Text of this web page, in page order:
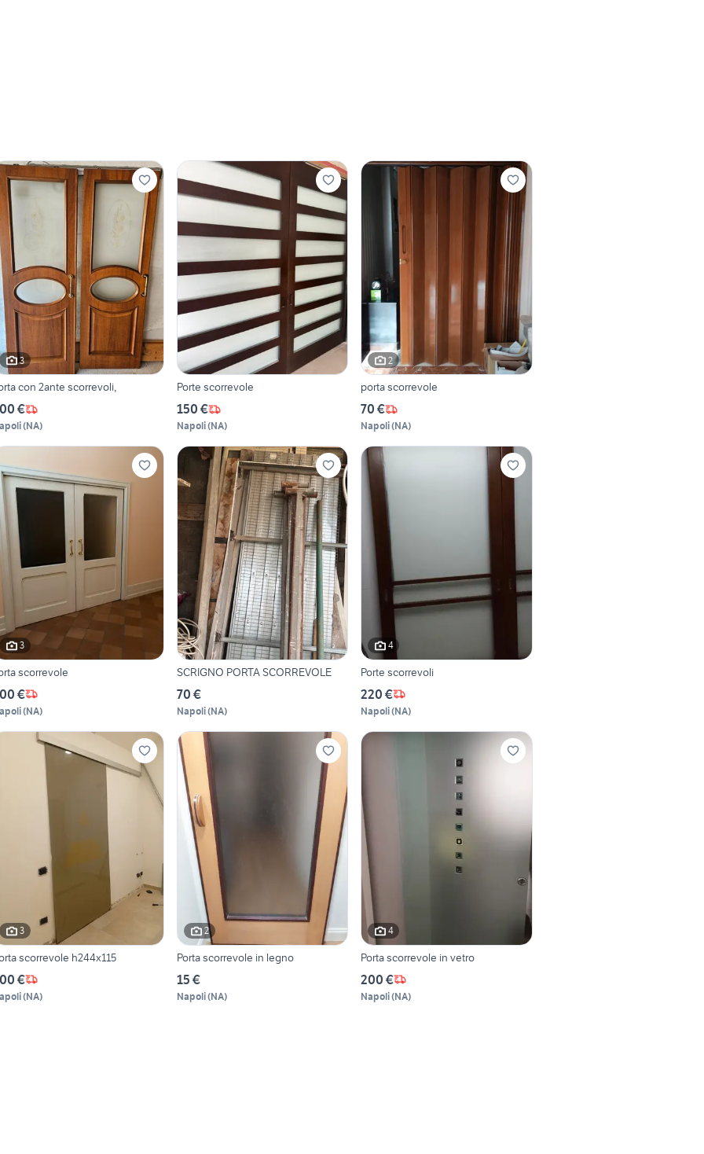
3
con 2ante scorrevoli,
€
(NA)
Porte scorrevole
150 €
Napoli(NA)
2
porta scorrevole
70 €
Napoli(NA)
3
scorrevole
€
(NA)
SCRIGNO PORTA SCORREVOLE
70 €
Napoli(NA)
4
Porte scorrevoli
220 €
Napoli(NA)
3
scorrevole h244x115
€
(NA)
2
Porta scorrevole in legno
15 €
Napoli(NA)
4
Porta scorrevole in vetro
200 €
Napoli(NA)